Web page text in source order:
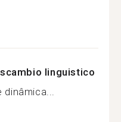
linguistico
dinâmica...